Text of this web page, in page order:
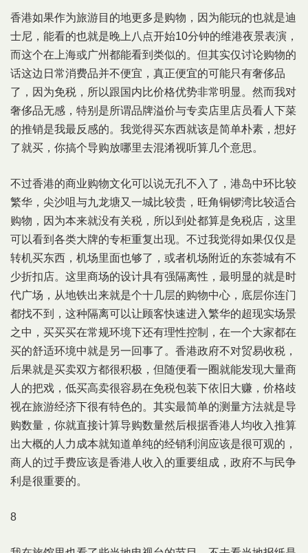
香港如果作为旅游目的地更多是购物，因为能玩的也就是迪
士尼，能看的也就是晚上八点开始10分钟的维港夜景表演，
而这个在上海或广州都能看到类似的。但其实仅讨论购物的
话这边日常消费品并不便宜，真正便宜的可能只有奢侈品
了，因为免税，所以跟国内比价格优势非常明显。然而我对
奢侈品无感，特别是所谓品牌溢价与专卖店里店员看人下菜
的推销是我最反感的。我觉得买东西就该是简单朴素，想好
了就买，你搞个导购放哪里去混淆视听算几个意思。
不过香港的商业购物文化可以说无孔不入了，港岛中环比较
繁华，尖沙咀与九龙塘又一城比较贵，旺角铜锣湾比较适合
购物，因为本来就没有关税，所以到处都算是免税店，这里
可以看到各类大牌的专柜重复出现。不过我觉得如果仅仅是
转机买东西，机场里面也够了，或者机场附近的东荟城有不
少折扣店。这里商场的设计具有强隔离性，最明显的就是时
代广场，从地铁出来就是个十几层的购物中心，底层你连门
都找不到，这种隔离可以让顾客快速进入繁华的超现实场景
之中，买买买在常规环境下还有理性控制，在一个大家都在
买的舒适环境中就是另一回事了。香港政府不对贸易收税，
后果就是买卖双方都很积极，但随便看一圈就能发现大量商
人的把戏，低买高卖很容易在免税包装下依旧大赚，价格歧
视在旅游经济下很有特色的。其实最简单的测量方法就是导
购数量，你就直接计算导购数量然后根据香港人均收入推算
出大概的人力成本就知道单纯的经销利润应该是很可观的，
商人的过手费应该是香港人收入的重要组成，政府不与民争
利是很重要的。
8